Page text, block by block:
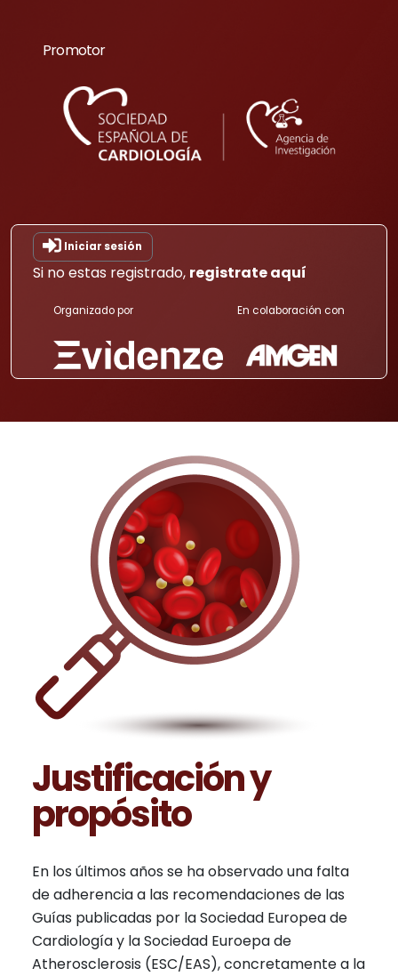
Promotor
Iniciar sesión
Si no estas registrado, registrate aquí
Organizado por En colaboración con
Justificación y
propósito
En los últimos años se ha observado una falta
de adherencia a las recomendaciones de las
Guías publicadas por la Sociedad Europea de
Cardiología y la Sociedad Euroepa de
Atherosclerosis (ESC/EAS), concretamente a la